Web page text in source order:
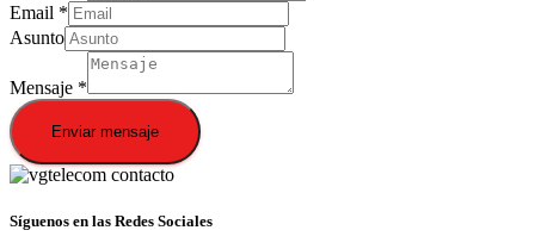
Email *
Asunto
Mensaje *
Enviar mensaje
Síguenos en las Redes Sociales